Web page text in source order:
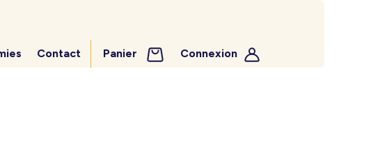
Contact Panier Connexion